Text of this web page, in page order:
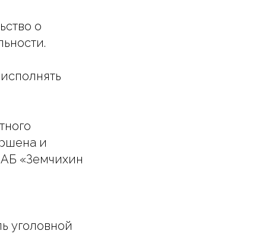
о
и
«Земчихин
уголовной